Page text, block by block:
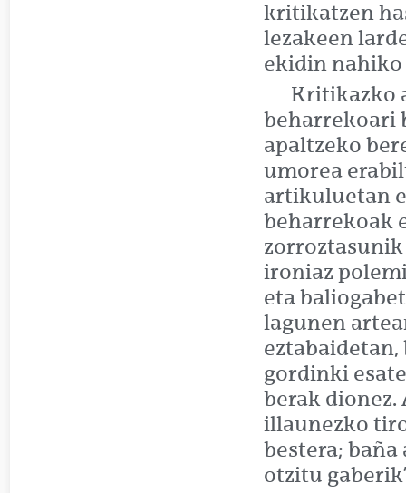
kritikatzen
lezakeen
ekidin nahiko
Kritikazko
beharrekoari
apaltzeko
umorea
artikuluetan
beharrekoak
zorroztasunik
ironiaz
eta
lagunen
eztabaidetan,
gordinki
berak dionez.
illaunezko
bestera;
otzitu